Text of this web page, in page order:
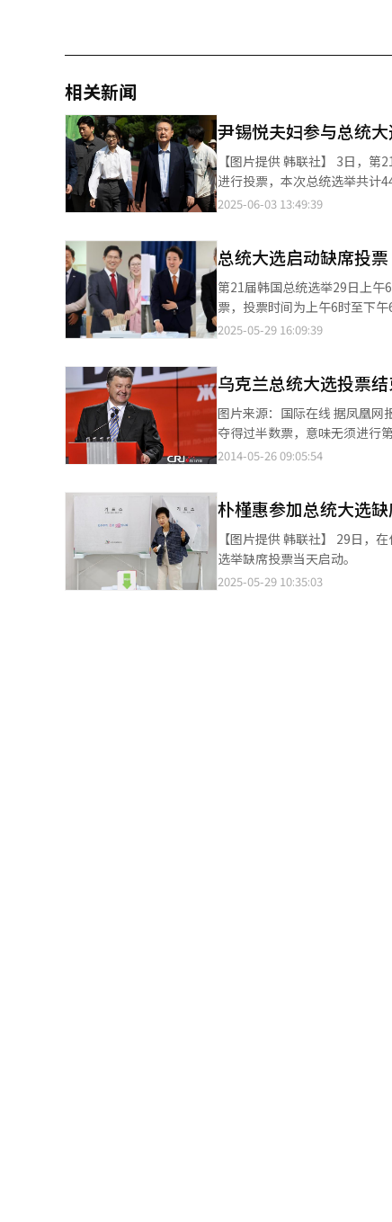
相关新闻
尹锡悦夫妇参与总统
【图片提供 韩联社】 3日，第21届韩国总统选举正式开始投票。前总统尹锡悦及夫人金建希在首尔瑞草洞一处投票站
进行投票，本次总统选举共计
2025-06-03 13:49:39
总统大选启动缺席投
第21届韩国总统选举29日上
票，投票时间为上午6时至下
进行拍摄、损坏选票、制造骚乱者将受到刑事处罚。 共同民主党总统
新党总统候选人李俊锡和民主劳动党总统候
后对记者表示，投票是大韩民
过投票实现。要克服当前危机
审判。 李在明当天集中在首尔江东区、松坡区、瑞草区、冠岳区等地进行拉票，计划在最后冲刺阶段争取人口最为密
集的首都圈选民支持。 金文洙和女儿在仁川市桂阳区共同完成投票，国民力量党表示选择在李在明“主场”进行投
不足一个月，但目前支持率快速攀升，我对结果充满信心。
瑟将军铜像，随后在仁川市富
文洙将从30日起至正式选举结束，在全国展
投票，随后前往板桥科技谷、
票。 金文洙与李俊锡合并候选人最终告吹，双方在被视为最后期限的缺席投票前一天不仅未进行接触，连幕后协商也
2025-05-29 16:09:39
乌克兰总统大选投票
图片来源：国际在线 据凤凰网报道，乌克兰总统大选投票结束，随后公布的票站调查显示，亿万富豪候选人波罗申科
夺得过半数票，意味无须进行第二轮选举。波罗申科
发表讲话，宣布胜出选举。波
第二位得票约百分之十二的前总理季莫申科。 波罗申科现年48岁，是乌克兰
拥有全球排名前20的糖果企业Roshen，是乌克
乌克兰政府决定暂停与欧盟签
2014-05-26 09:05:54
朴槿惠参加总统大选
【图片提供 韩联社】 29日，在位于大邱市的一处投票站内，韩国前总统朴槿惠参加大选缺席投票。第21届韩国总统
选举缺席投票当天启动。
2025-05-29 10:35:03